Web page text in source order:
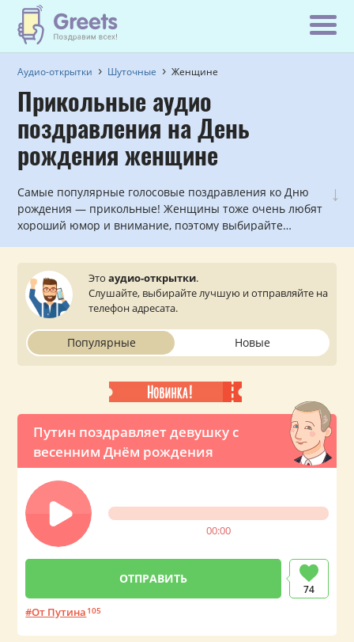
Аудио-открытки Шуточные Женщине
Прикольные аудио
поздравления на День
рождения женщине
↓
Самые популярные голосовые поздравления ко Дню
рождения — прикольные! Женщины тоже очень любят
хороший юмор и внимание, поэтому выбирайте
поздравление в виде пародии на известного человека
и отправляйте прямо на телефон имениннице. Ей
будет приятно!
Этоаудио-открытки.
Слушайте, выбирайте лучшую и отправляйте на
телефон адресата.
Популярные Новые
Путин поздравляет девушку с
весенним Днём рождения
00:00
74
От Путина 105